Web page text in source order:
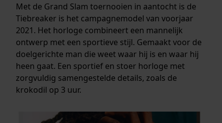
Met de Grand Slam toernooien in aantocht is de
Tiebreaker is het campagnemodel van voorjaar
2021. Het horloge combineert een mannelijk
ontwerp met een sportieve stijl. Gemaakt voor de
doelgerichte man die weet waar hij is en waar hij
heen gaat. Een sportief en stoer horloge met
zorgvuldig samengestelde details, zoals de
krokodil op 3 uur.